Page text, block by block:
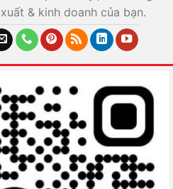
& kinh doanh của bạn.